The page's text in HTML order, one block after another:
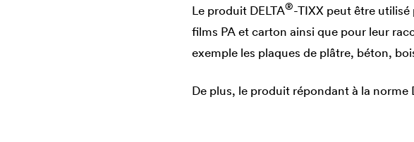
Le produit DELTA®-TIXX peut être
films PA et carton ainsi que pour leur
exemple les plaques de plâtre, béton,
De plus, le produit répondant à la